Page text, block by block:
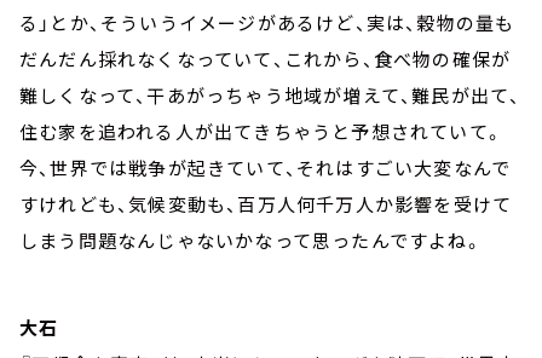
る」とか、そういうイメージがあるけど、実は、穀物の量も
だんだん採れなくなっていて、これから、食べ物の確保が
難しくなって、干あがっちゃう地域が増えて、難民が出て、
住む家を追われる人が出てきちゃうと予想されていて。
今、世界では戦争が起きていて、それはすごい大変なんで
すけれども、気候変動も、百万人何千万人か影響を受けて
しまう問題なんじゃないかなって思ったんですよね。
大石